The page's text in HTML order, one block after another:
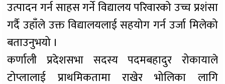
उत्पादन गर्न साहस गर्ने विद्यालय परिवारको उच्च प्रशंसा
गर्दै उहाँले उक्त विद्यालयलाई सहयोग गर्न उर्जा मिलेको
बताउनुभयो ।
कर्णाली प्रदेशसभा सदस्य पदमबहादुर रोकायाले
टोप्लालाई प्राथमिकतामा राखेर भोलिका लागि